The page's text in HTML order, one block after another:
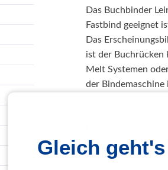
Das Buchbinder
Fastbind geeignet
Das
ist der Buchrücken
Melt Systemen
der
eingebundenen,
Seitenbeschnitt
Um eine optimale
Vorlage mit den
Bucheinband
Gleich